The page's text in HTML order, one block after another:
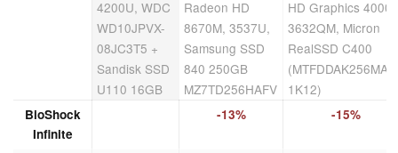
4200U, WDC
WD10JPVX-
08JC3T5 +
Sandisk SSD
U110 16GB
Radeon HD
8670M, 3537U,
Samsung SSD
840 250GB
MZ7TD256HAFV
HD Graphics 4000,
3632QM, Micron
RealSSD C400
1K12)
BioShock
Infinite
-13% -15%